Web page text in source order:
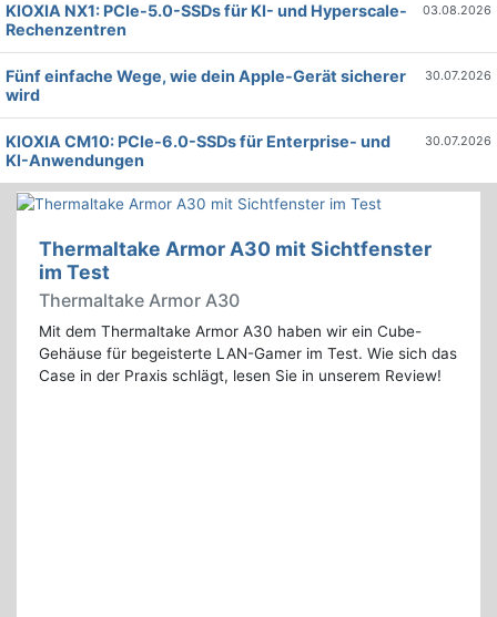
KIOXIA NX1: PCIe-5.0-SSDs für KI- und Hyperscale-
Rechenzentren
03.08.2026
Fünf einfache Wege, wie dein Apple-Gerät sicherer
wird
30.07.2026
KIOXIA CM10: PCIe-6.0-SSDs für Enterprise- und
KI-Anwendungen
30.07.2026
Thermaltake Armor A30 mit Sichtfenster
im Test
Thermaltake Armor A30
Mit dem Thermaltake Armor A30 haben wir ein Cube-
Gehäuse für begeisterte LAN-Gamer im Test. Wie sich das
Case in der Praxis schlägt, lesen Sie in unserem Review!